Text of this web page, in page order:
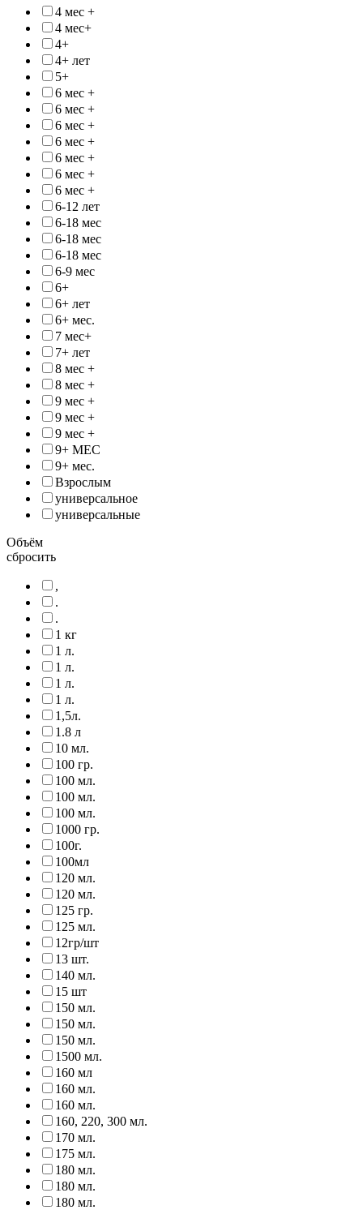
4 мес +
4 мес+
4+
4+ лет
5+
6 мес +
6 мес +
6 мес +
6 мес +
6 мес +
6 мес +
6 мес +
6-12 лет
6-18 мес
6-18 мес
6-18 мес
6-9 мес
6+
6+ лет
6+ мес.
7 мес+
7+ лет
8 мес +
8 мес +
9 мес +
9 мес +
9 мес +
9+ МЕС
9+ мес.
Взрослым
универсальное
универсальные
Объём
сбросить
,
.
.
1 кг
1 л.
1 л.
1 л.
1 л.
1,5л.
1.8 л
10 мл.
100 гр.
100 мл.
100 мл.
100 мл.
1000 гр.
100г.
100мл
120 мл.
120 мл.
125 гр.
125 мл.
12гр/шт
13 шт.
140 мл.
15 шт
150 мл.
150 мл.
150 мл.
1500 мл.
160 мл
160 мл.
160 мл.
160, 220, 300 мл.
170 мл.
175 мл.
180 мл.
180 мл.
180 мл.